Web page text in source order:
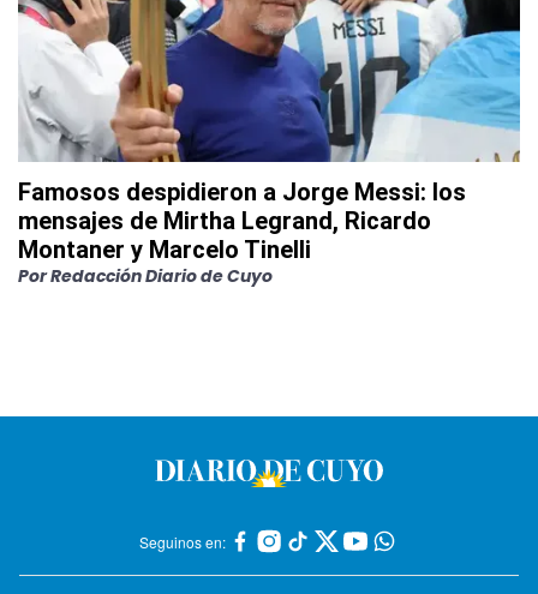
Famosos despidieron a Jorge Messi: los
mensajes de Mirtha Legrand, Ricardo
Montaner y Marcelo Tinelli
PorRedacción Diario de Cuyo
Seguinos en: